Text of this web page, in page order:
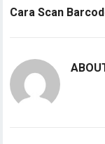
Cara Scan